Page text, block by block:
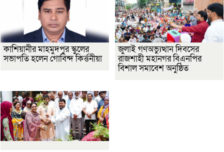
কাশিয়ানীর মাহমুদপুর স্কুলের
সভাপতি হলেন গোবিন্দ কির্ত্তনীয়া
জুলাই গণঅভ্যুত্থান দিবসের
রাজশাহী মহানগর বিএনপির
বিশাল সমাবেশ অনুষ্ঠিত